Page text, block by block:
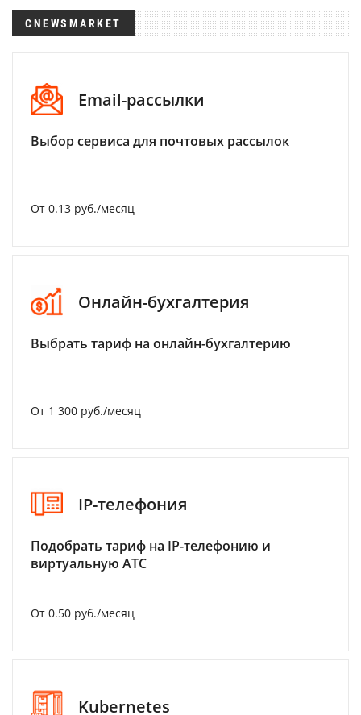
CNEWSMARKET
Email-рассылки
Выбор сервиса для почтовых рассылок
От 0.13 руб./месяц
Онлайн-бухгалтерия
Выбрать тариф на онлайн-бухгалтерию
От 1 300 руб./месяц
IP-телефония
Подобрать тариф на IP-телефонию и
виртуальную АТС
От 0.50 руб./месяц
Kubernetes